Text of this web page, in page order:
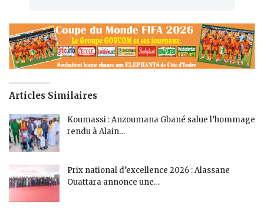
Articles Similaires
Koumassi : Anzoumana Gbané salue l’hommage
rendu à Alain…
Prix national d’excellence 2026 : Alassane
Ouattara annonce une…